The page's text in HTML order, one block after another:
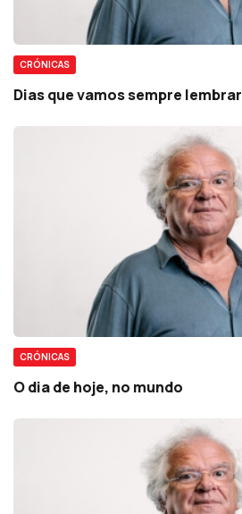
CRÓNICAS
Dias que vamos sempre lembrar
CRÓNICAS
O dia de hoje, no mundo